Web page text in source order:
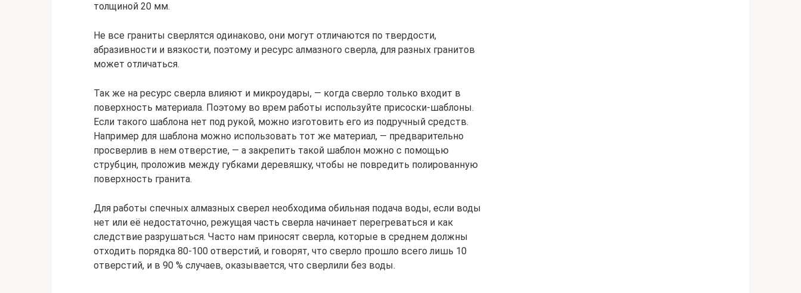
толщиной 20 мм.
Не все граниты сверлятся одинаково, они могут отличаются по твердости,
абразивности и вязкости, поэтому и ресурс алмазного сверла, для разных гранитов
может отличаться.
Так же на ресурс сверла влияют и микроудары, — когда сверло только входит в
поверхность материала. Поэтому во врем работы используйте присоски-шаблоны.
Если такого шаблона нет под рукой, можно изготовить его из подручный средств.
Например для шаблона можно использовать тот же материал, — предварительно
просверлив в нем отверстие, — а закрепить такой шаблон можно с помощью
струбцин, проложив между губками деревяшку, чтобы не повредить полированную
поверхность гранита.
Для работы спечных алмазных сверел необходима обильная подача воды, если воды
нет или её недостаточно, режущая часть сверла начинает перегреваться и как
следствие разрушаться. Часто нам приносят сверла, которые в среднем должны
отходить порядка 80-100 отверстий, и говорят, что сверло прошло всего лишь 10
отверстий, и в 90 % случаев, оказывается, что сверлили без воды.